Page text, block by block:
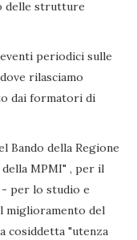
delle strutture
periodici sulle
rilasciamo
dai formatori di
Bando della Regione
MPMI" , per il
per lo studio e
miglioramento del
cosiddetta "utenza